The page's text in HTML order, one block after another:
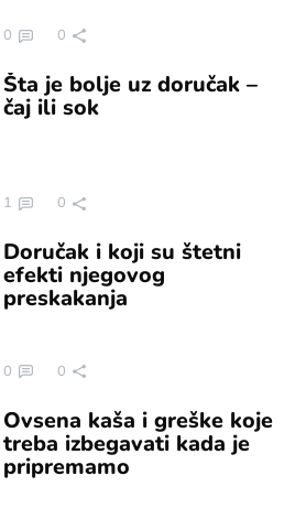
0 0
Šta je bolje uz doručak –
čaj ili sok
1 0
Doručak i koji su štetni
efekti njegovog
preskakanja
0 0
Ovsena kaša i greške koje
treba izbegavati kada je
pripremamo